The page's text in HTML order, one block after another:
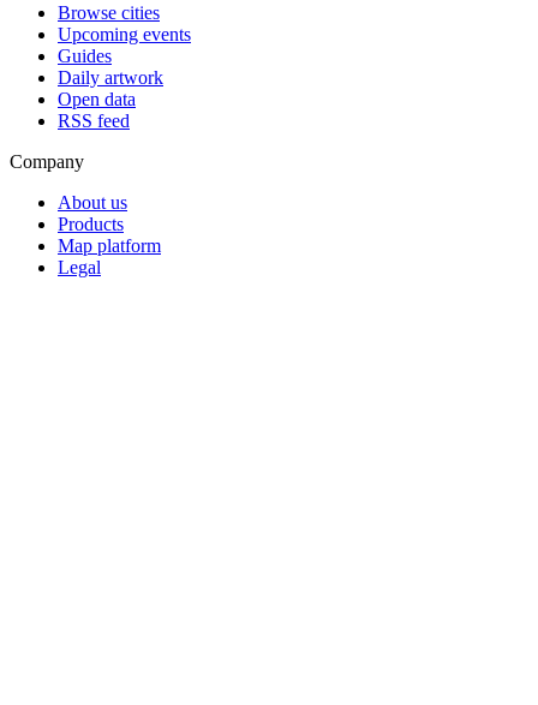
Browse cities
Upcoming events
Guides
Daily artwork
Open data
RSS feed
Company
About us
Products
Map platform
Legal